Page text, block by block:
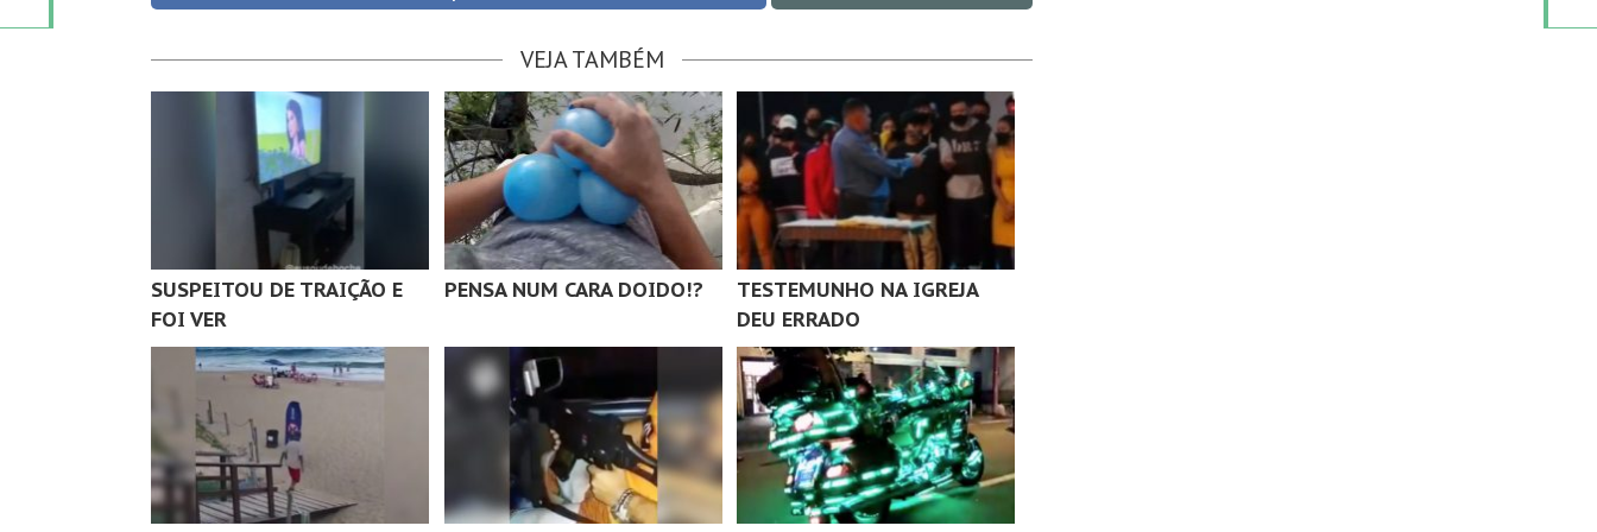
VEJA TAMBÉM
SUSPEITOU DE TRAIÇÃO E
FOI VER
PENSA NUM CARA DOIDO!?
TESTEMUNHO NA IGREJA
DEU ERRADO